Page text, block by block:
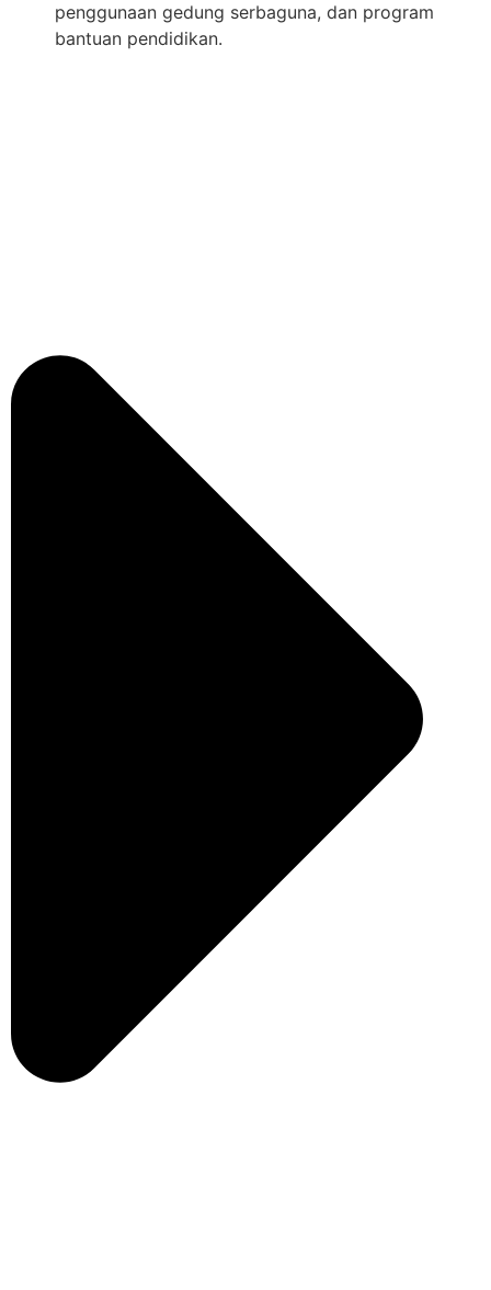
penggunaan gedung serbaguna, dan program
bantuan pendidikan.